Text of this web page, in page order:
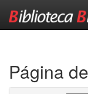
Página